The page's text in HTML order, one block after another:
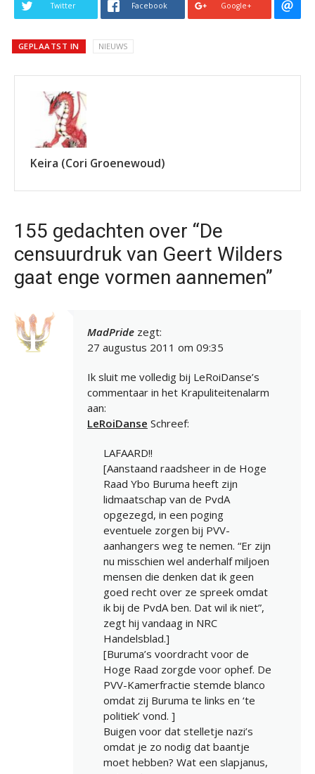
Twitter Facebook Google+
GEPLAATST IN NIEUWS
Keira (Cori Groenewoud)
155 gedachten over “De
censuurdruk van Geert Wilders
gaat enge vormen aannemen”
MadPride zegt:
27 augustus 2011 om 09:35
Ik sluit me volledig bij LeRoiDanse’s
commentaar in het Krapuliteitenalarm
aan:
LeRoiDanse Schreef:
LAFAARD!!
[Aanstaand raadsheer in de Hoge
Raad Ybo Buruma heeft zijn
lidmaatschap van de PvdA
opgezegd, in een poging
eventuele zorgen bij PVV-
aanhangers weg te nemen. “Er zijn
nu misschien wel anderhalf miljoen
mensen die denken dat ik geen
goed recht over ze spreek omdat
ik bij de PvdA ben. Dat wil ik niet”,
zegt hij vandaag in NRC
Handelsblad.]
[Buruma’s voordracht voor de
Hoge Raad zorgde voor ophef. De
PVV-Kamerfractie stemde blanco
omdat zij Buruma te links en ‘te
politiek’ vond. ]
Buigen voor dat stelletje nazi’s
omdat je zo nodig dat baantje
moet hebben? Wat een slapjanus,